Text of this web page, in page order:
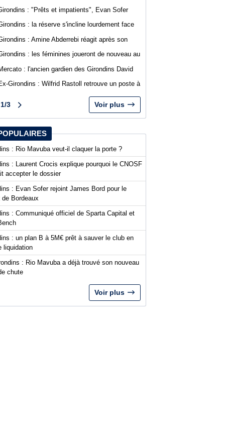
: "Prêts et impatients", Evan Sofer
: la réserve s'incline lourdement face
: Amine Abderrebi réagit après son
: les féminines joueront de nouveau au
: l'ancien gardien des Girondins David
Girondins : Wilfrid Rastoll retrouve un poste à
1/3 Voir plus
: Rio Mavuba veut-il claquer la porte ?
: Laurent Crocis explique pourquoi le CNOSF
accepter le dossier
: Evan Sofer rejoint James Bord pour le
de Bordeaux
: Communiqué officiel de Sparta Capital et
: un plan B à 5M€ prêt à sauver le club en
liquidation
: Rio Mavuba a déjà trouvé son nouveau
chute
Voir plus